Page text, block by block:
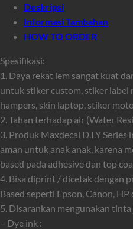
Deskripsi
Informasi Tambahan
HOW TO ORDER
Spesifikasi:
1. Daya rekat lem sangat kuat
untuk stiker custom, stiker label
hampers, skin laptop, stiker
2. Tahan terhadap air (Water
3. Produk Maxdecal D.I.Y
aman untuk anak anak, karena
based pada adhesive dan top
4. Bisa diprint / dicetak dengan
Based seperti Epson, Canon,
5. Disarankan mengunakan
– Dye ink :